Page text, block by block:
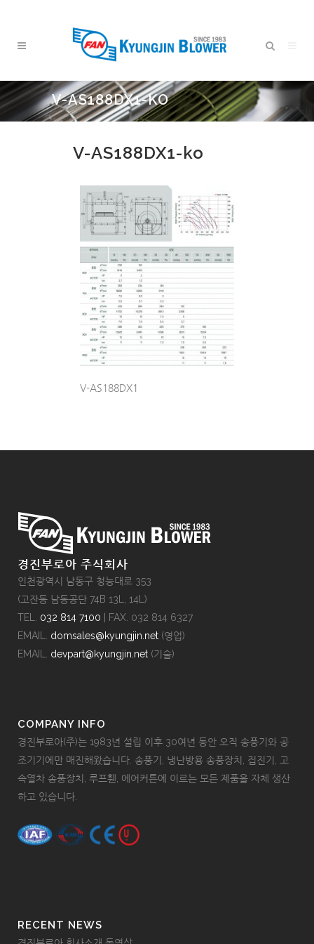
V-AS188DX1-KO
V-AS188DX1-ko
V-AS188DX1
경진부로아 주식회사
인천광역시 남동구 청능대로 353
(고잔동 남동공단 74B 13L, 14L)
TEL. 032 814 7100 | FAX. 032 814 6327
EMAIL. domsales@kyungjin.net (영업)
EMAIL. devpart@kyungjin.net (기술)
COMPANY INFO
경진부로아(주)는 1983년 설립 이후 30여년 동안 오직 송풍기와 공
조기기에만 매진해왔습니다. 송풍기, 냉난방용 송풍장치, 집진기, 고
속열차 송풍장치, 루프휀, 에어커튼에 이르는 모든 제품을 자체 생산
하고 있습니다.
RECENT NEWS